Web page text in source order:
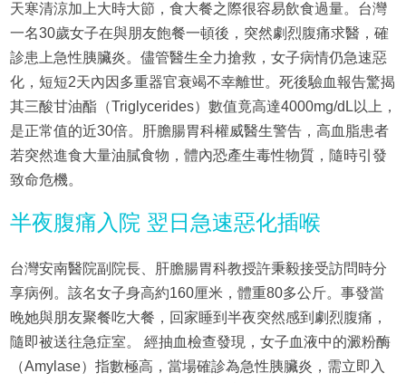
天寒清涼加上大時大節，食大餐之際很容易飲食過量。台灣
一名30歲女子在與朋友飽餐一頓後，突然劇烈腹痛求醫，確
診患上急性胰臟炎。儘管醫生全力搶救，女子病情仍急速惡
化，短短2天內因多重器官衰竭不幸離世。死後驗血報告驚揭
其三酸甘油酯（Triglycerides）數值竟高達4000mg/dL以上，
是正常值的近30倍。肝膽腸胃科權威醫生警告，高血脂患者
若突然進食大量油膩食物，體內恐產生毒性物質，隨時引發
致命危機。
半夜腹痛入院 翌日急速惡化插喉
台灣安南醫院副院長、肝膽腸胃科教授許秉毅接受訪問時分
享病例。該名女子身高約160厘米，體重80多公斤。事發當
晚她與朋友聚餐吃大餐，回家睡到半夜突然感到劇烈腹痛，
隨即被送往急症室。 經抽血檢查發現，女子血液中的澱粉酶
（Amylase）指數極高，當場確診為急性胰臟炎，需立即入